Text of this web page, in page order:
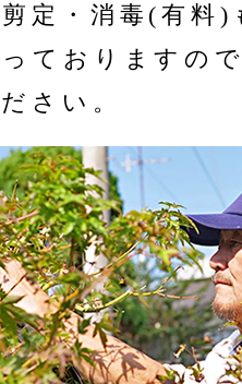
定・消毒(有料)
っておりますの
さい。